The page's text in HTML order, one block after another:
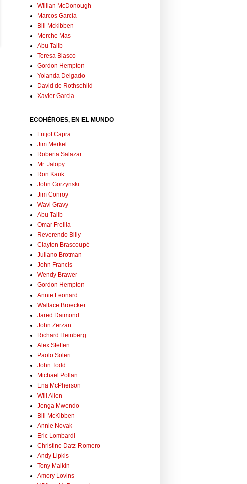
Willian McDonough
Marcos García
Bill Mckibben
Merche Mas
Abu Talib
Teresa Blasco
Gordon Hempton
Yolanda Delgado
David de Rothschild
Xavier Garcia
ECOHÉROES, EN EL MUNDO
Fritjof Capra
Jim Merkel
Roberta Salazar
Mr. Jalopy
Ron Kauk
John Gorzynski
Jim Conroy
Wavi Gravy
Abu Talib
Omar Freilla
Reverendo Billy
Clayton Brascoupé
Juliano Brotman
John Francis
Wendy Brawer
Gordon Hempton
Annie Leonard
Wallace Broecker
Jared Daimond
John Zerzan
Richard Heinberg
Alex Steffen
Paolo Soleri
John Todd
Michael Pollan
Ena McPherson
Will Allen
Jenga Mwendo
Bill McKibben
Annie Novak
Eric Lombardi
Christine Datz-Romero
Andy Lipkis
Tony Malkin
Amory Lovins